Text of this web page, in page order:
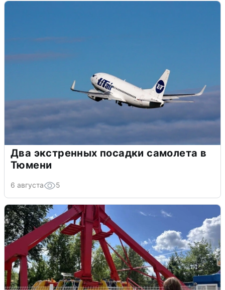
Два экстренных посадки самолета в
Тюмени
6 августа 5